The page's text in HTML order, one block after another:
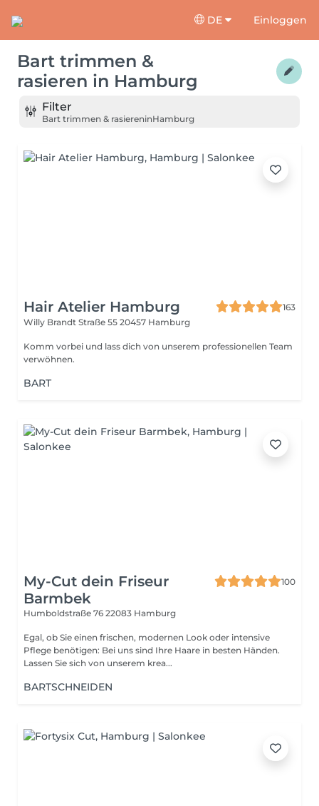
DE Einloggen
Bart trimmen &
rasieren in Hamburg
Filter
Bart trimmen & rasiereninHamburg
Hair Atelier Hamburg
163
Willy Brandt Straße 55 20457 Hamburg
Komm vorbei und lass dich von unserem professionellen Team
verwöhnen.
BART
My-Cut dein Friseur
Barmbek
100
Humboldstraße 76 22083 Hamburg
Egal, ob Sie einen frischen, modernen Look oder intensive
Pflege benötigen: Bei uns sind Ihre Haare in besten Händen.
Lassen Sie sich von unserem krea...
BARTSCHNEIDEN